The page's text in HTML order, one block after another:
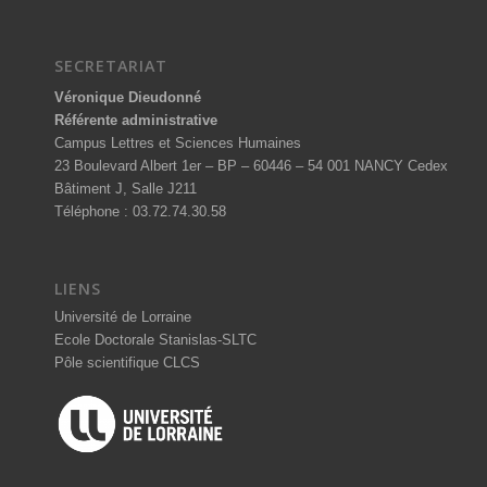
SECRETARIAT
Véronique Dieudonné
Référente administrative
Campus Lettres et Sciences Humaines
23 Boulevard Albert 1er – BP – 60446 – 54 001 NANCY Cedex
Bâtiment J, Salle J211
Téléphone : 03.72.74.30.58
LIENS
Université de Lorraine
Ecole Doctorale Stanislas-SLTC
Pôle scientifique CLCS